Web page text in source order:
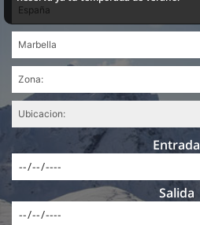
Entrada
Salida